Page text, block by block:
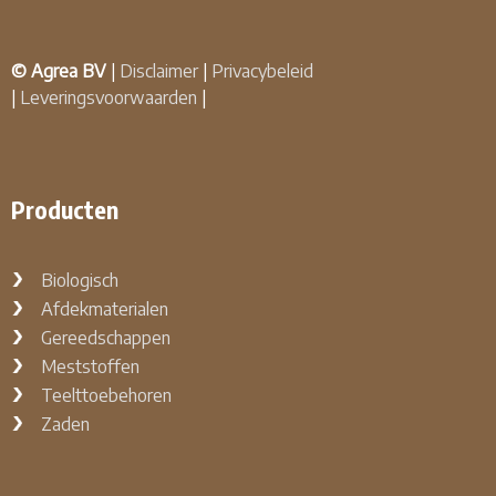
© Agrea BV | Disclaimer| Privacybeleid
| Leveringsvoorwaarden |
Producten
Biologisch
Afdekmaterialen
Gereedschappen
Meststoffen
Teelttoebehoren
Zaden